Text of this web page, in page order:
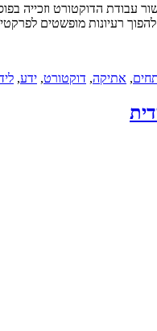
עבודת הדוקטורט
להפוך רעיונות מופשטים
, אתיקה, דוקטורט, ידע,